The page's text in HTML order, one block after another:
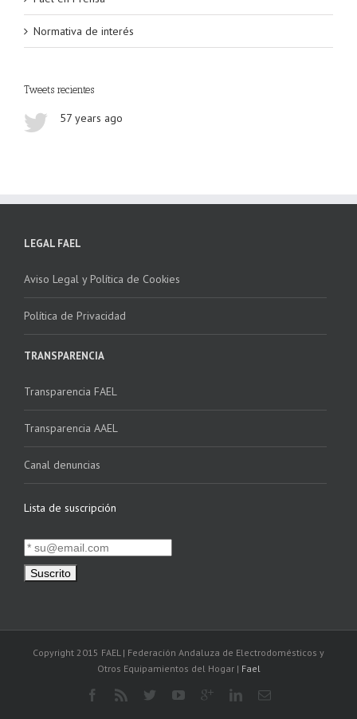
Normativa de interés
Tweets recientes
57 years ago
LEGAL FAEL
Aviso Legal y Política de Cookies
Política de Privacidad
TRANSPARENCIA
Transparencia FAEL
Transparencia AAEL
Canal denuncias
Lista de suscripción
Copyright 2015 FAEL | Federación Andaluza de Electrodomésticos y
Otros Equipamientos del Hogar | Fael